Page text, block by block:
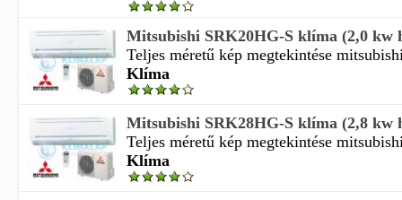
Mitsubishi SRK20HG-S klíma (2,0 kw
Teljes méretű kép megtekintése
Klíma
Mitsubishi SRK28HG-S klíma (2,8 kw
Teljes méretű kép megtekintése
Klíma